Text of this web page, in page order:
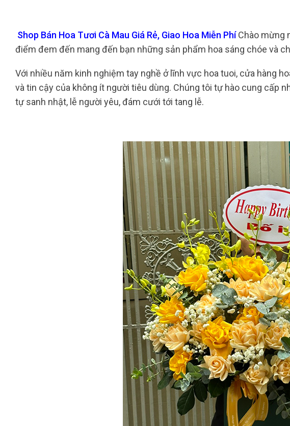
Shop Bán Hoa Tươi Cà Mau Giá Rẻ, Giao Hoa Miễn PhíChào mừng
điểm đem đến mang đến bạn những sản phẩm hoa sáng chóe và
Với nhiều năm kinh nghiệm tay nghề ở lĩnh vực hoa tuoi, cửa hàng
và tin cậy của không ít người tiêu dùng. Chúng tôi tự hào cung cấp
tự sanh nhật, lễ người yêu, đám cưới tới tang lễ.